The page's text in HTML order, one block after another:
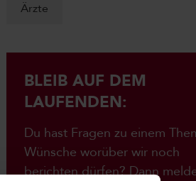
Ärzte
BLEIB AUF DEM
LAUFENDEN:
Du hast Fragen zu einem
Wünsche worüber wir noch
berichten dürfen? Dann